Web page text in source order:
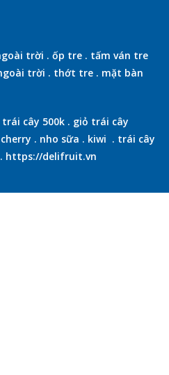
trời . ốp tre . tấm ván tre
trời . thớt tre . mặt bàn
trái cây 500k . giỏ trái cây
cherry . nho sữa . kiwi . trái cây
. https://delifruit.vn